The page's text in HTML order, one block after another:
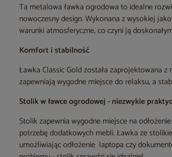
Ta metalowa ławka ogrodowa to idealne
nowoczesny design. Wykonana z wysokiej
warunki atmosferyczne, co czyni ją
Komfort i stabilność
Ławka Classic Gold została zaprojektowana
zapewniają wygodne miejsce do relaksu, a
Stolik w ławce ogrodowej - niezwykle
Stolik zapewnia wygodne miejsce na
potrzebę dodatkowych mebli. Ławka ze
umożliwiając odłożenie laptopa czy